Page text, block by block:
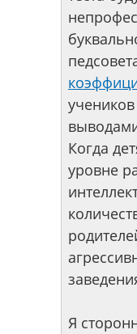
Когда
уровне
Я